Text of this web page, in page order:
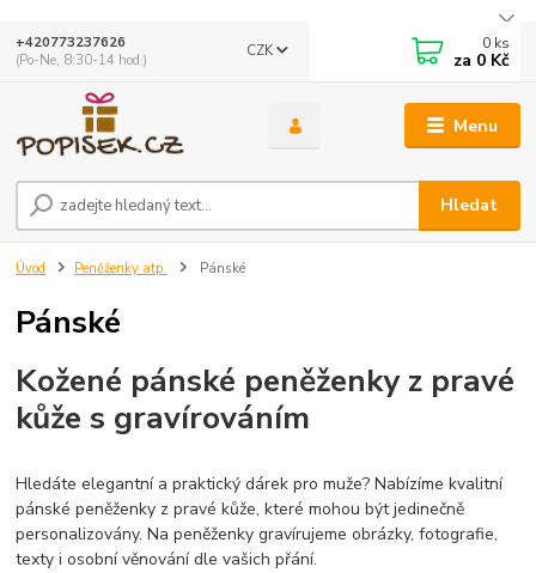
Menu
CZK
Hledat
+420773237626
(Po-Ne, 8:30-14 hod.)
0 ks
za 0 Kč
Úvod Peněženky atp. Pánské
Pánské
Kožené pánské peněženky z pravé
kůže s gravírováním
Hledáte elegantní a praktický dárek pro muže? Nabízíme kvalitní
pánské peněženky z pravé kůže, které mohou být jedinečně
personalizovány. Na peněženky gravírujeme obrázky, fotografie,
texty i osobní věnování dle vašich přání.